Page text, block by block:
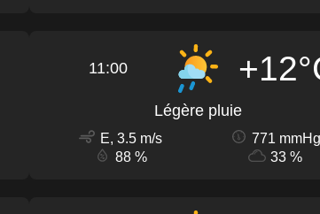
11:00
Légère pluie
E, 3.5 m/s
771 mmHg
88 %
33 %